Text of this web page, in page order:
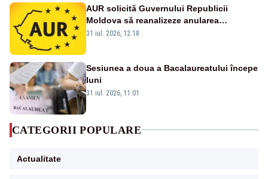
AUR solicită Guvernului Republicii
Moldova să reanalizeze anularea
concertului de Ziua Limbii Române
31 iul. 2026, 12:18
Sesiunea a doua a Bacalaureatului începe
luni
31 iul. 2026, 11:01
CATEGORII POPULARE
Actualitate